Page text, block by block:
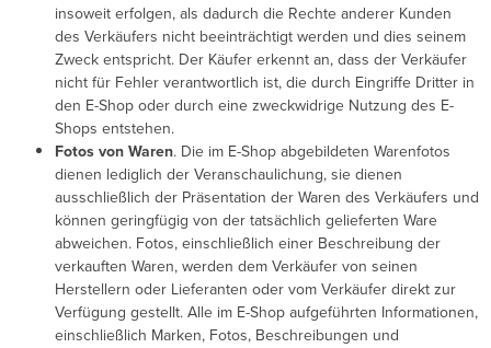
insoweit erfolgen, als dadurch die Rechte anderer Kunden
des Verkäufers nicht beeinträchtigt werden und dies seinem
Zweck entspricht. Der Käufer erkennt an, dass der Verkäufer
nicht für Fehler verantwortlich ist, die durch Eingriffe Dritter in
den E-Shop oder durch eine zweckwidrige Nutzung des E-
Shops entstehen.
Fotos von Waren. Die im E-Shop abgebildeten Warenfotos
dienen lediglich der Veranschaulichung, sie dienen
ausschließlich der Präsentation der Waren des Verkäufers und
können geringfügig von der tatsächlich gelieferten Ware
abweichen. Fotos, einschließlich einer Beschreibung der
verkauften Waren, werden dem Verkäufer von seinen
Herstellern oder Lieferanten oder vom Verkäufer direkt zur
Verfügung gestellt. Alle im E-Shop aufgeführten Informationen,
einschließlich Marken, Fotos, Beschreibungen und